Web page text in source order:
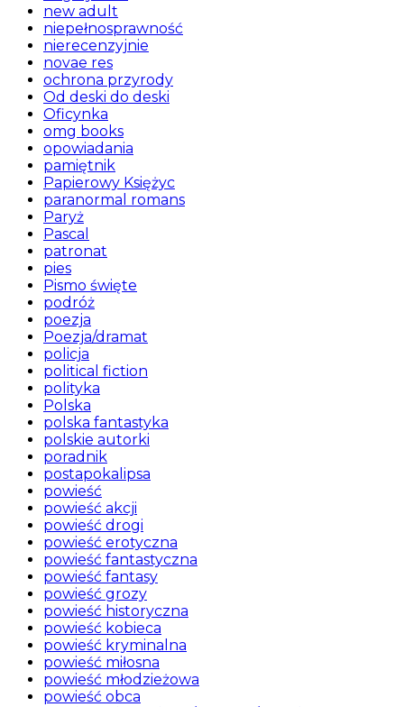
new adult
niepełnosprawność
nierecenzyjnie
novae res
ochrona przyrody
Od deski do deski
Oficynka
omg books
opowiadania
pamiętnik
Papierowy Księżyc
paranormal romans
Paryż
Pascal
patronat
pies
Pismo święte
podróż
poezja
Poezja/dramat
policja
political fiction
polityka
Polska
polska fantastyka
polskie autorki
poradnik
postapokalipsa
powieść
powieść akcji
powieść drogi
powieść erotyczna
powieść fantastyczna
powieść fantasy
powieść grozy
powieść historyczna
powieść kobieca
powieść kryminalna
powieść miłosna
powieść młodzieżowa
powieść obca